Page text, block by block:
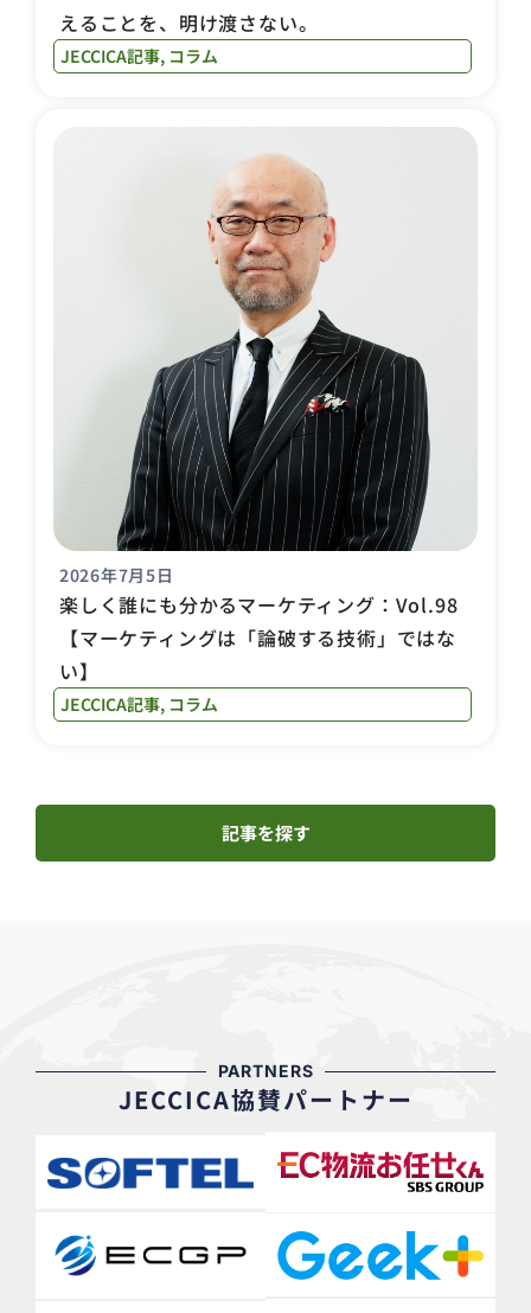
えることを、明け渡さない。
JECCICA記事, コラム
2026年7月5日
楽しく誰にも分かるマーケティング：Vol.98
【マーケティングは「論破する技術」ではな
い】
JECCICA記事, コラム
記事を探す
PARTNERS
JECCICA協賛パートナー